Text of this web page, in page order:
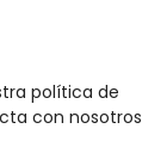
política de
con nosotros